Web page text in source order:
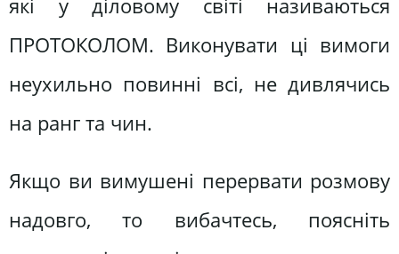
ПРОТОКОЛОМ. Виконувати ці вимоги
неухильно повинні всі, не дивлячись
на ранг та чин.
Якщо ви вимушені перервати розмову
надовго, то вибачтесь, поясніть